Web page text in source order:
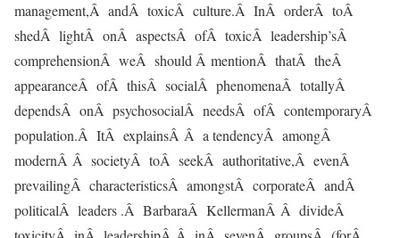
management,Â andÂ toxicÂ culture.Â InÂ orderÂ toÂ
shedÂ lightÂ onÂ aspectsÂ ofÂ toxicÂ leadership’sÂ
comprehensionÂ weÂ should Â mentionÂ thatÂ theÂ
appearanceÂ ofÂ thisÂ socialÂ phenomenaÂ totallyÂ
dependsÂ onÂ psychosocialÂ needsÂ ofÂ contemporaryÂ
population.Â ItÂ explainsÂ Â a tendencyÂ amongÂ
modernÂ Â societyÂ toÂ seekÂ authoritative,Â evenÂ
prevailingÂ characteristicsÂ amongstÂ corporateÂ andÂ
politicalÂ leaders .Â BarbaraÂ KellermanÂ Â divideÂ